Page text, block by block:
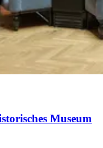
Museum